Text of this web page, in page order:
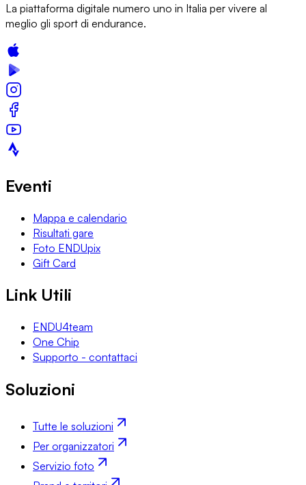
La piattaforma digitale numero uno in Italia per vivere al
meglio gli sport di endurance.
Eventi
Mappa e calendario
Risultati gare
Foto ENDUpix
Gift Card
Link Utili
ENDU4team
One Chip
Supporto - contattaci
Soluzioni
Tutte le soluzioni
Per organizzatori
Servizio foto